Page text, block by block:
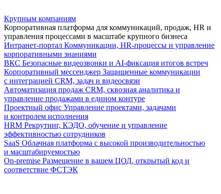
Крупным компаниям
Корпоративная платформа для коммуникаций, продаж, HR и
управления процессами в масштабе крупного бизнеса
Интранет-портал Коммуникации, HR-процессы и управление
корпоративными знаниями
ВКС Безопасные видеозвонки и AI-фиксация итогов встреч
Корпоративный мессенджер Защищенные коммуникации
с интеграцией CRM, задач и видеосвязи
Автоматизация продаж CRM, сквозная аналитика и
управление продажами в едином контуре
Проектный офис Управление проектами, задачами
и контролем исполнения
HRM Рекрутинг, КЭДО, обучение и управление
эффективностью сотрудников
SaaS Облачная платформа с высокой производительностью
и масштабируемостью
On-premise Размещение в вашем ЦОД, открытый код и
соответствие ФСТЭК